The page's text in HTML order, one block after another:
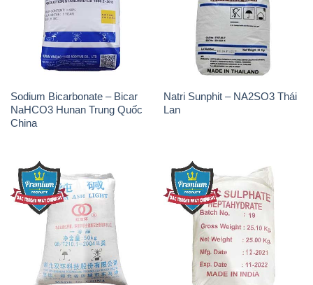
Sodium Bicarbonate – Bicar
NaHCO3 Hunan Trung Quốc
China
Natri Sunphit – NA2SO3 Thái
Lan